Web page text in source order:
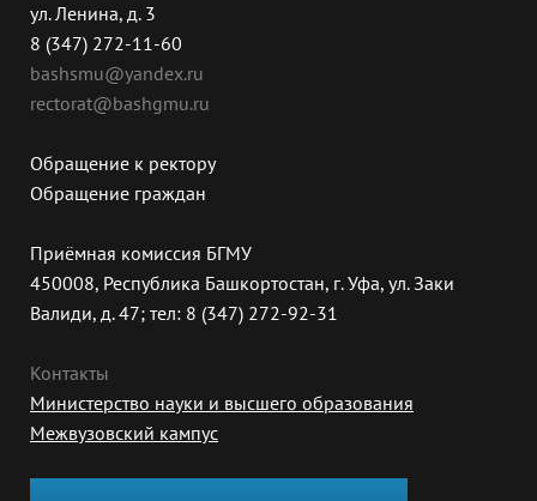
ул. Ленина, д. 3
8 (347) 272-11-60
bashsmu@yandex.ru
rectorat@bashgmu.ru
Обращение к ректору
Обращение граждан
Приёмная комиссия БГМУ
450008, Республика Башкортостан, г. Уфа, ул. Заки
Валиди, д. 47; тел: 8 (347) 272-92-31
Контакты
Министерство науки и высшего образования
Межвузовский кампус